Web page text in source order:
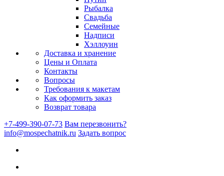
Рыбалка
Свадьба
Семейные
Надписи
Хэллоуин
Доставка и хранение
Цены и Оплата
Контакты
Вопросы
Требования к макетам
Как оформить заказ
Возврат товара
+7-499-390-07-73 Вам перезвонить?
info@mospechatnik.ru Задать вопрос